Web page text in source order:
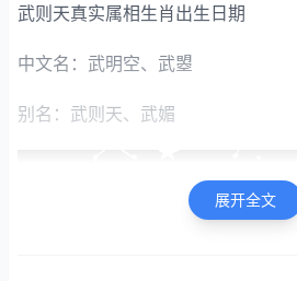
武则天真实属相生肖出生日期
中文名：武明空、武曌
别名：武则天、武媚
展开全文